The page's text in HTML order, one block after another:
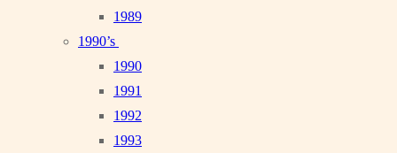
1989
1990’s
1990
1991
1992
1993